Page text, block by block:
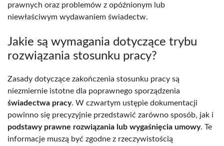
prawnych oraz problemów z opóźnionym lub
niewłaściwym wydawaniem świadectw.
Jakie są wymagania dotyczące trybu
rozwiązania stosunku pracy?
Zasady dotyczące zakończenia stosunku pracy są
niezmiernie istotne dla poprawnego sporządzenia
świadectwa pracy. W czwartym ustępie dokumentacji
powinno się precyzyjnie przedstawić zarówno sposób, jak i
podstawy prawne rozwiązania lub wygaśnięcia umowy. Te
informacje muszą być zgodne z rzeczywistością